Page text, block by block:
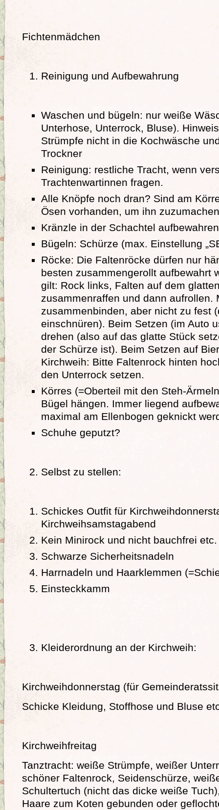
Fichtenmädchen
Reinigung und Aufbewahrung
Waschen und bügeln: nur weiße
Unterhose, Unterrock, Bluse).
Strümpfe nicht in die Kochwäsche
Trockner
Reinigung: restliche Tracht, wenn
Trachtenwartinnen fragen.
Alle Knöpfe noch dran? Sind am
Ösen vorhanden, um ihn
Kränzle in der Schachtel aufbewahren
Bügeln: Schürze (max. Einstellung
Röcke: Die Faltenröcke dürfen nur
besten zusammengerollt aufbewahrt
gilt: Rock links, Falten auf dem
zusammenraffen und dann aufrollen.
zusammenbinden, aber nicht zu fest
einschnüren). Beim Setzen (im Auto
drehen (also auf das glatte Stück
der Schürze ist). Beim Setzen auf
Kirchweih: Bitte Faltenrock hinten
den Unterrock setzen.
Körres (=Oberteil mit den Steh-
Bügel hängen. Immer liegend
maximal am Ellenbogen geknickt
Schuhe geputzt?
Selbst zu stellen:
Schickes Outfit für
Kirchweihsamstagabend
Kein Minirock und nicht bauchfrei etc.
Schwarze Sicherheitsnadeln
Harrnadeln und Haarklemmen
Einsteckkamm
Kleiderordnung an der Kirchweih:
Kirchweihdonnerstag (für
Schicke Kleidung, Stoffhose und Bluse
Kirchweihfreitag
Tanztracht: weiße Strümpfe, weißer
schöner Faltenrock, Seidenschürze,
Schultertuch (nicht das dicke weiße
Haare zum Koten gebunden oder